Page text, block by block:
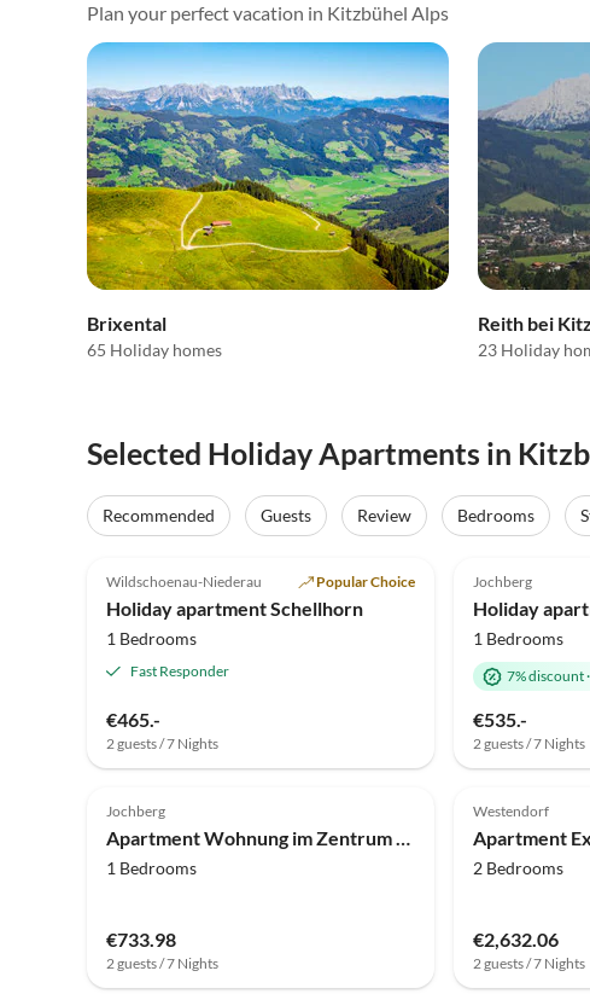
Plan your perfect vacation in Kitzbühel Alps
Brixental
65 Holiday homes
Reith bei
23 Holiday
Selected Holiday Apartments in
Recommended Guests Review Bedrooms
Top-Listing
Wildschoenau-Niederau Popular Choice
Holiday apartment Schellhorn
1 Bedrooms
Fast Responder
€465.-
2 guests / 7 Nights
Jochberg
1 Bedrooms
7% discount·
€535.-
2 guests / 7 Nights
Jochberg
Apartment Wohnung im Zentrum von Jochberg
1 Bedrooms
€733.98
2 guests / 7 Nights
Westendorf
2 Bedrooms
€2,632.06
2 guests / 7 Nights